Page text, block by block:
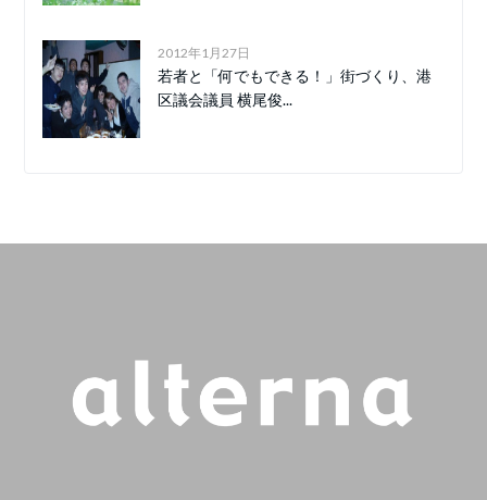
2012年1月27日
若者と「何でもできる！」街づくり、港
区議会議員 横尾俊...